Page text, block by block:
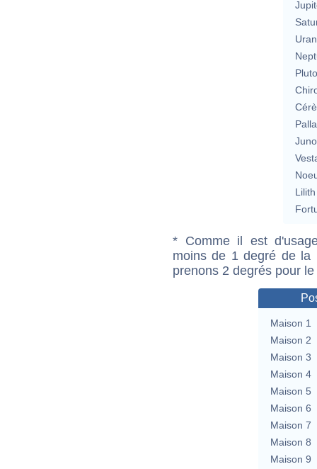
Lilith
* Comme il est
moins de 1 degré de la
prenons 2 degrés pour
Maison 1
Maison 2
Maison 3
Maison 4
Maison 5
Maison 6
Maison 7
Maison 8
Maison 9